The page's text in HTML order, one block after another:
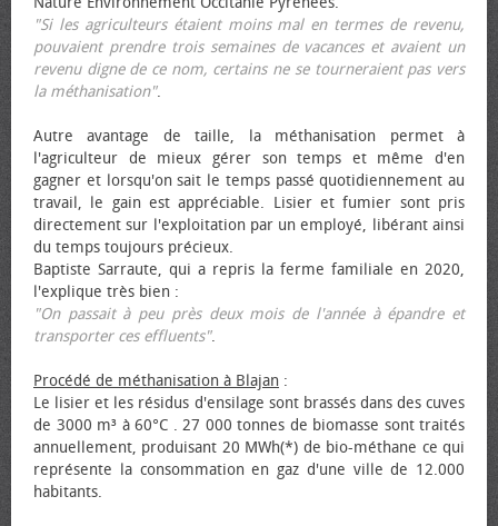
"Si les agriculteurs étaient moins mal en termes de revenu,
pouvaient prendre trois semaines de vacances et avaient un
revenu digne de ce nom, certains ne se tourneraient pas vers
la méthanisation".
Autre avantage de taille, la méthanisation permet à
l'agriculteur de mieux gérer son temps et même d'en
gagner et lorsqu'on sait le temps passé quotidiennement au
travail, le gain est appréciable. Lisier et fumier sont pris
directement sur l'exploitation par un employé, libérant ainsi
du temps toujours précieux.
Baptiste Sarraute, qui a repris la ferme familiale en 2020,
l'explique très bien :
"On passait à peu près deux mois de l'année à épandre et
transporter ces effluents".
Procédé de méthanisation à Blajan :
Le lisier et les résidus d'ensilage sont brassés dans des cuves
de 3000 m³ à 60°C . 27 000 tonnes de biomasse sont traités
annuellement, produisant 20 MWh(*) de bio-méthane ce qui
représente la consommation en gaz d'une ville de 12.000
habitants.